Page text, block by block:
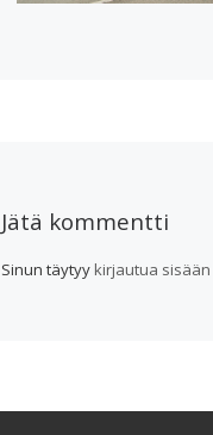
Jätä kommentti
Sinun täytyy kirjautua sisään